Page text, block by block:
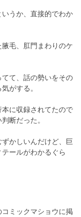
うか、直接的でわか
毛、肛門まわりのケ
て、話の勢いをその
がする。
に収録されてたので
断だった。
かしいんだけど、巨
ールがわかるぐら
ミックマショウに掲